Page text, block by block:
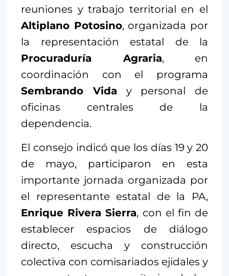
reuniones y trabajo territorial en el
Altiplano Potosino, organizada por
la representación estatal de la
Procuraduría Agraria, en
coordinación con el programa
Sembrando Vida y personal de
oficinas centrales de la
dependencia.
El consejo indicó que los días 19 y 20
de mayo, participaron en esta
importante jornada organizada por
el representante estatal de la PA,
Enrique Rivera Sierra, con el fin de
establecer espacios de diálogo
directo, escucha y construcción
colectiva con comisariados ejidales y